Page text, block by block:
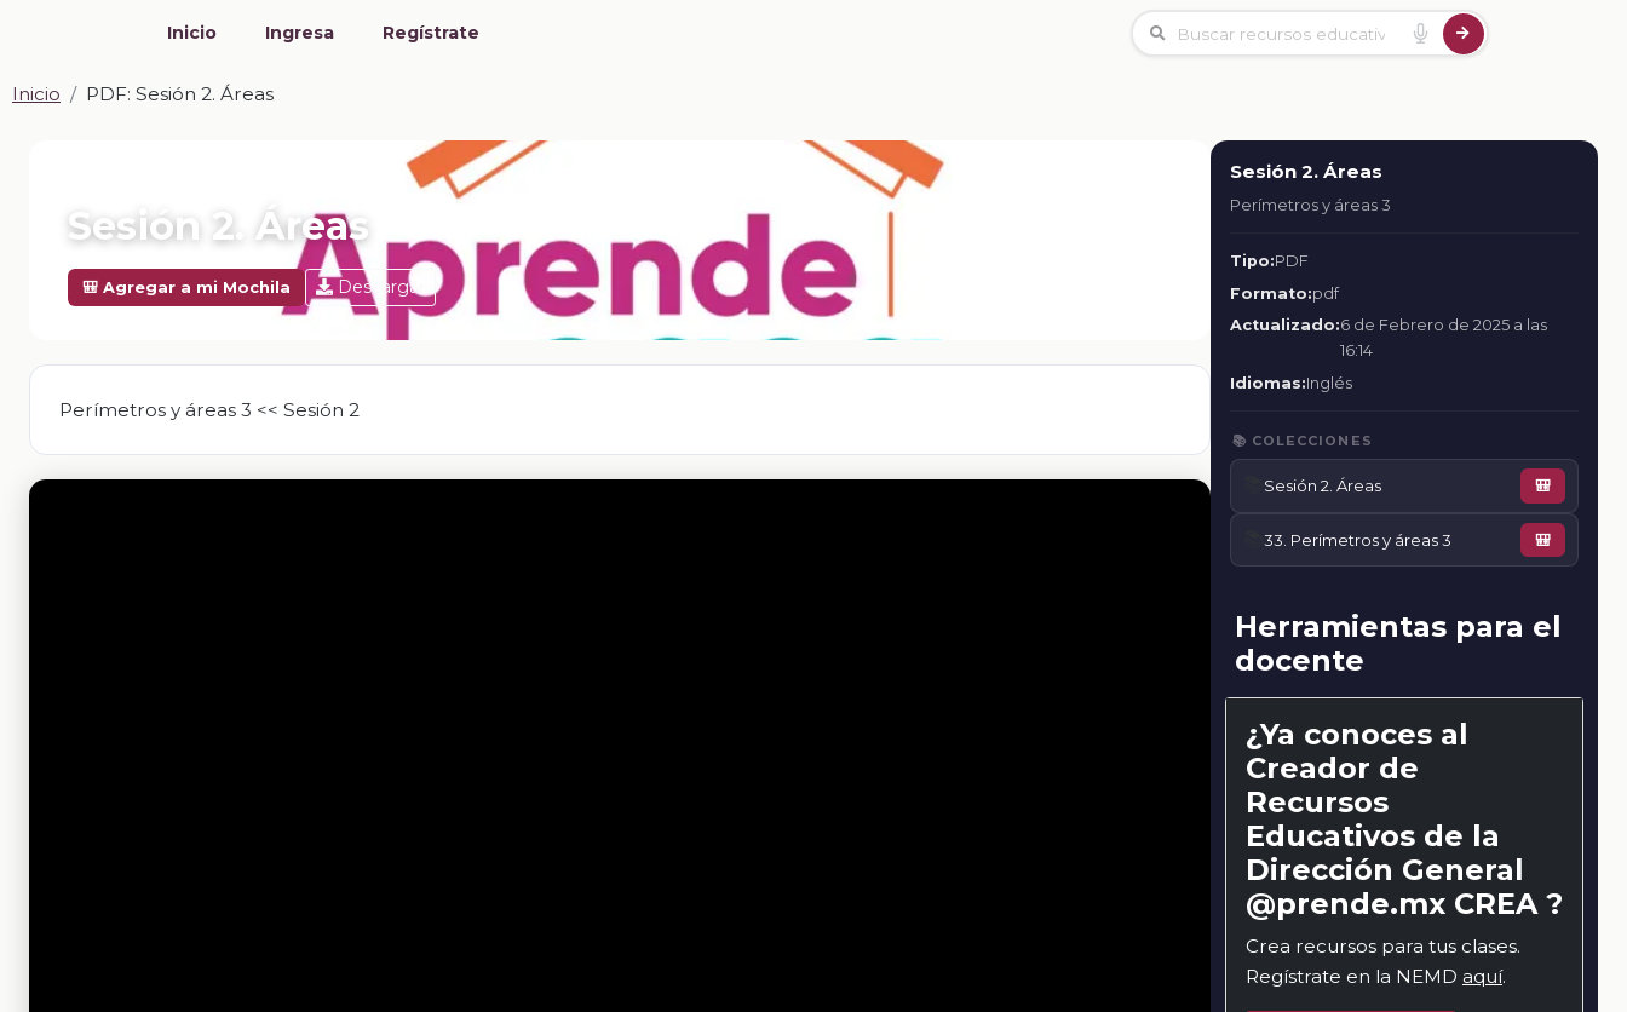
Inicio Ingresa Regístrate
Inicio PDF: Sesión 2. Áreas
Sesión 2. Áreas
🎒 Agregar a mi Mochila Descargar
Perímetros y áreas 3 << Sesión 2
Sesión 2. Áreas
Perímetros y áreas 3
Tipo:PDF
Formato:pdf
Actualizado:6 de Febrero de 2025 a las
16:14
Idiomas:Inglés
📚 COLECCIONES
Sesión 2. Áreas 🎒
📚33. Perímetros y áreas 3 🎒
Herramientas para el
docente
¿Ya conoces al
Creador de
Recursos
Educativos de la
Dirección General
@prende.mx CREA ?
Crea recursos para tus clases.
Regístrate en la NEMD aquí.